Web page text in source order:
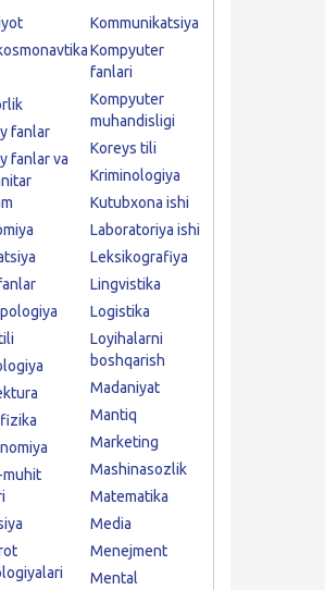
fanlar
fanlar va
Kommunikatsiya
Kompyuter
fanlari
Kompyuter
muhandisligi
Koreys tili
Kriminologiya
Kutubxona ishi
Laboratoriya ishi
Leksikografiya
Lingvistika
Logistika
Loyihalarni
boshqarish
Madaniyat
Mantiq
Marketing
Mashinasozlik
Matematika
Media
Menejment
Mental